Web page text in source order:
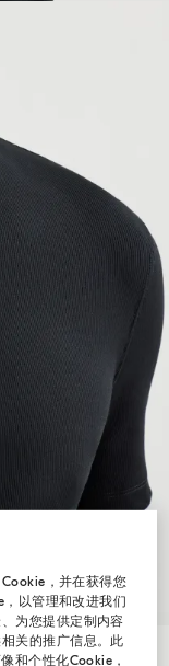
，并在获得您
以管理和改进我们
为您提供定制内容
关的推广信息。此
和个性化Cookie，